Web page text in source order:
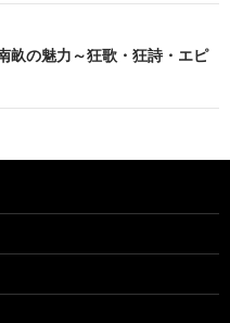
畝の魅力～狂歌・狂詩・エピ